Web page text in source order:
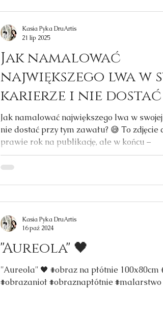
Zdecydowanie 😄 Ale właśnie tak z
wyobrażałyśmy. Jako ciepło. Jako żar w
kiedy jesteśmy razem, rozświet
Jak namalować
największego lwa w
karierze i nie
tym zawału? 😅
Jak namalować największego lwa w
nie dostać przy tym zawału? 😅 To zdjęcie
prawie rok na publikację, ale w końcu –
Kasia Pyka DruArtis
21 lip 2025
''Aureola'' 🖤
''Aureola'' 🖤 #obraz na płótnie 100x80cm #Anioł
#obrazanioł #obraznapłótnie #malarstwo
Kasia Pyka DruArtis
16 paź 2024